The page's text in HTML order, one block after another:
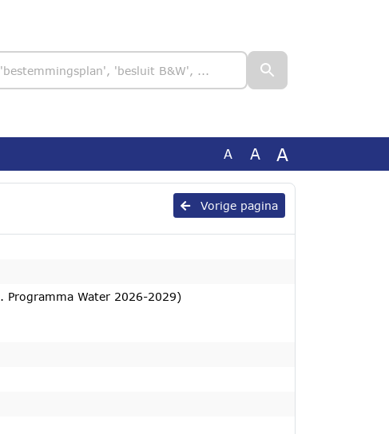
A A A
Vorige pagina
Programma Water 2026-2029)